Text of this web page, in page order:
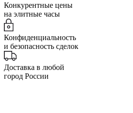
Конкурентные цены
на элитные часы
Конфиденциальность
и безопасность сделок
Доставка в любой
город России